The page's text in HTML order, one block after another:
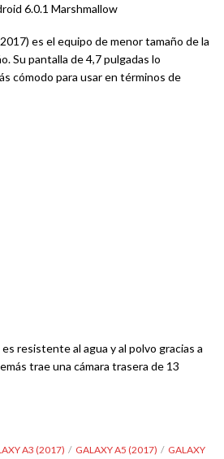
6.0.1 Marshmallow
es el equipo de menor tamaño de la
Su pantalla de 4,7 pulgadas lo
cómodo para usar en términos de
resistente al agua y al polvo gracias a
trae una cámara trasera de 13
A3 (2017) GALAXY A5 (2017) GALAXY